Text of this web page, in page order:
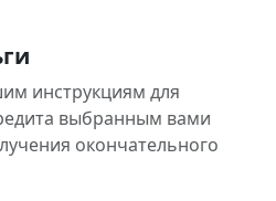
инструкциям для
выбранным вами
окончательного